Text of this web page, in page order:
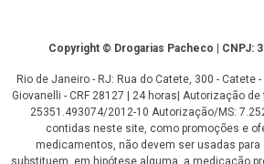
CopyrightCopyright © Drogarias Pacheco | CNPJ:
Rio de Janeiro - RJ: Rua do Catete, 300 - Catete
Giovanelli - CRF 28127 | 24 horas| Autorização
25351.493074/2012-10 Autorização/MS:
contidas neste site, como promoções e
medicamentos, não devem ser usadas
substituem, em hipótese alguma, a medicação